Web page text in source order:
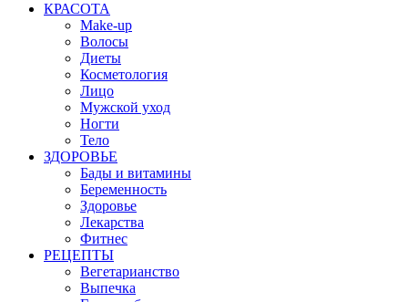
КРАСОТА
Make-up
Волосы
Диеты
Косметология
Лицо
Мужской уход
Ногти
Тело
ЗДОРОВЬЕ
Бады и витамины
Беременность
Здоровье
Лекарства
Фитнес
РЕЦЕПТЫ
Вегетарианство
Выпечка